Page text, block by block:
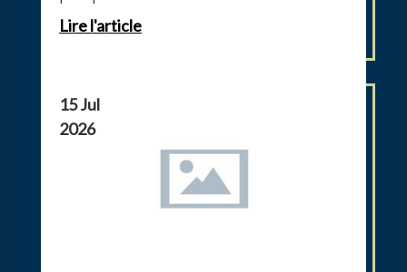
performante et...
Lire l'article
15 Jul
2026